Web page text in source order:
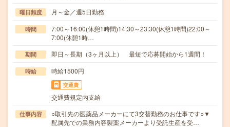
曜日頻度 月～金／週5日勤務
時間
7:00～16:00(休憩1時間)14:30～23:30(休憩1時間)22:00～
7:00(休憩1時…
期間 即日～長期（3ヶ月以上） 最短で応募開始から1週間！
時給 時給1500円
交通費
交通費規定内支給
仕事内容
○取引先の医薬品メーカーにて3交替勤務のお仕事です○▼
配属先での業務内容製薬メーカーより受託生産を受…